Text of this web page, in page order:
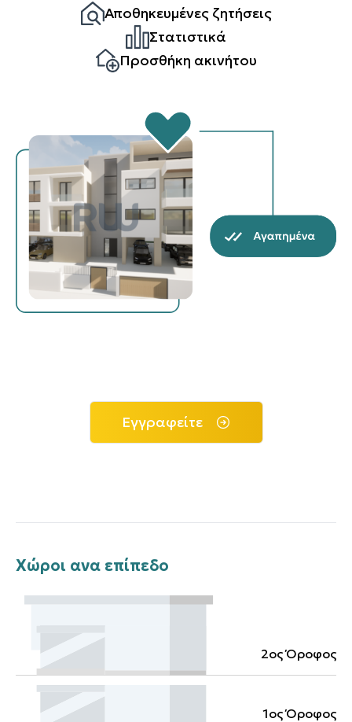
Αποθηκευμένες ζητήσεις
Στατιστικά
Προσθήκη ακινήτου
Εγγραφείτε
Χώροι ανα επίπεδο
2ος Όροφος
1ος Όροφος